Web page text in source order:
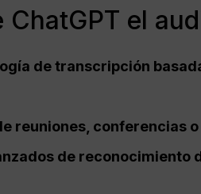
el
de transcripción
reuniones, conferencias
de reconocimiento